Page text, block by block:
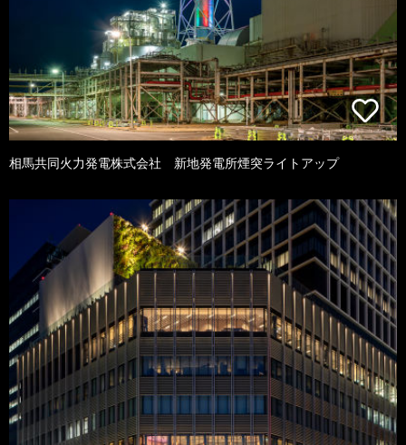
相馬共同火力発電株式会社 新地発電所煙突ライトアップ